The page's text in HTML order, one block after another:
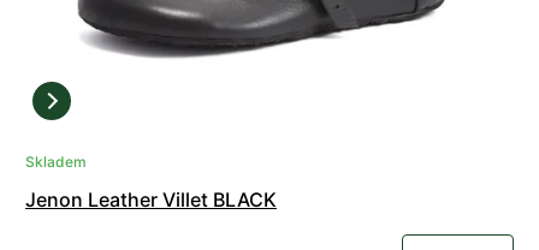
Skladem
Jenon Leather Villet BLACK